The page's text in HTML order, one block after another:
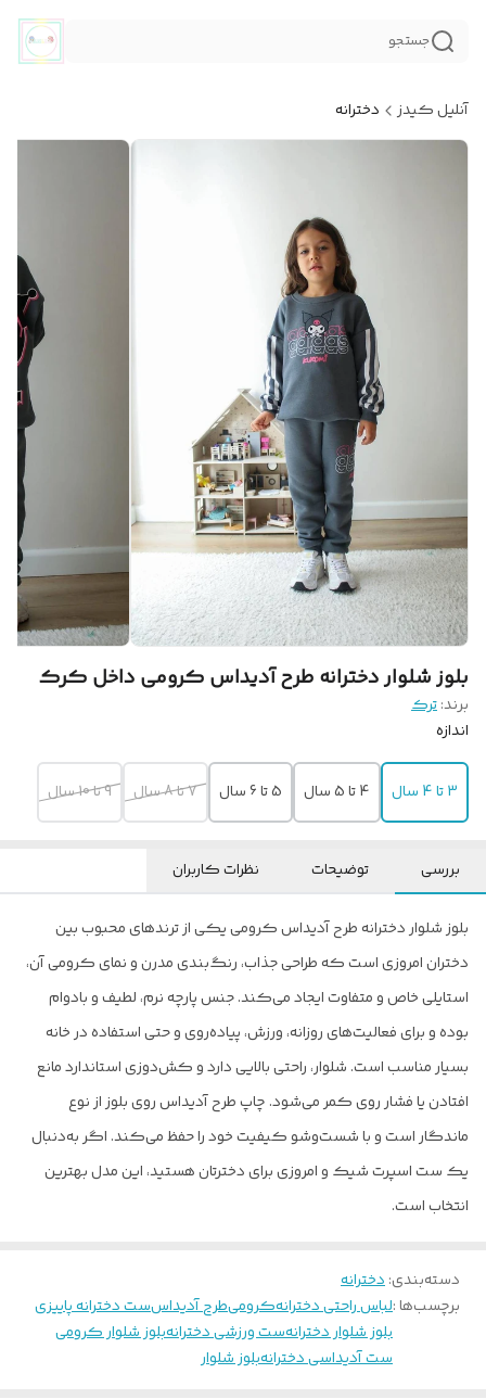
جستجو
آنلیل کیدز دخترانه
بلوز شلوار دخترانه طرح آدیداس کرومی داخل کرک
برند:ترک
اندازه
3 تا 4 سال 4 تا 5 سال 5 تا 6 سال 7 تا 8 سال 9 تا 10 سال
بررسی توضیحات نظرات کاربران
بلوز شلوار دخترانه طرح آدیداس کرومی یکی از ترندهای محبوب بین
دختران امروزی است که طراحی جذاب، رنگ‌بندی مدرن و نمای کرومی آن،
استایلی خاص و متفاوت ایجاد می‌کند. جنس پارچه نرم، لطیف و بادوام
بوده و برای فعالیت‌های روزانه، ورزش، پیاده‌روی و حتی استفاده در خانه
بسیار مناسب است. شلوار، راحتی بالایی دارد و کش‌دوزی استاندارد مانع
افتادن یا فشار روی کمر می‌شود. چاپ طرح آدیداس روی بلوز از نوع
ماندگار است و با شست‌وشو کیفیت خود را حفظ می‌کند. اگر به‌دنبال
یک ست اسپرت شیک و امروزی برای دخترتان هستید، این مدل بهترین
انتخاب است.
دسته‌بندی:دخترانه
برچسب‌ها :لباس راحتی دخترانهکرومیطرح آدیداسست دخترانه پاییزی
بلوز شلوار دخترانهست ورزشی دخترانهبلوز شلوار کرومی
ست آدیداسی دخترانهبلوز شلوار